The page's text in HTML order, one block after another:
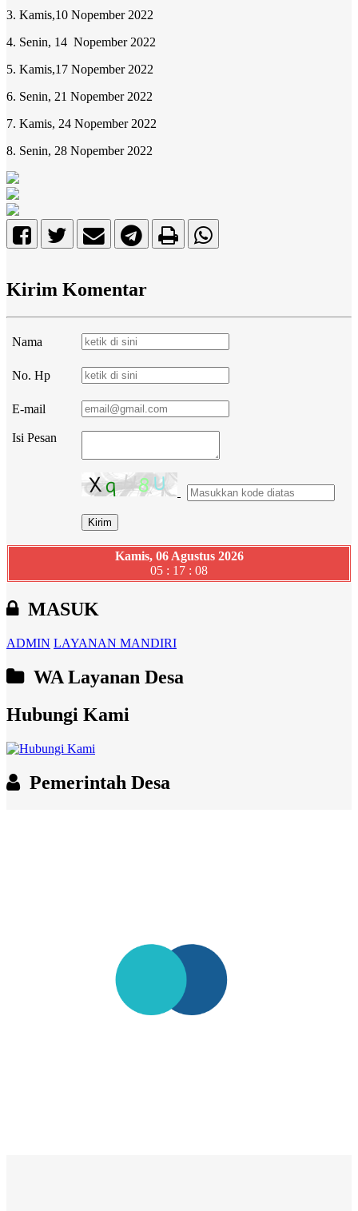
3. Kamis,10 Nopember 2022
4. Senin, 14 Nopember 2022
5. Kamis,17 Nopember 2022
6. Senin, 21 Nopember 2022
7. Kamis, 24 Nopember 2022
8. Senin, 28 Nopember 2022
Kirim Komentar
Nama
No. Hp
E-mail
Isi Pesan
Kamis, 06 Agustus 2026
05 : 17 : 09
MASUK
ADMIN LAYANAN MANDIRI
WA Layanan Desa
Hubungi Kami
Pemerintah Desa